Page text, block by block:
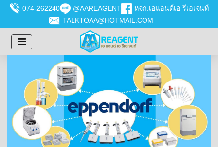
074-262240 @AAREAGENT
หจก.เอแอนด์เอ รีเอเจนท์
TALKTOAA@HOTMAIL.COM